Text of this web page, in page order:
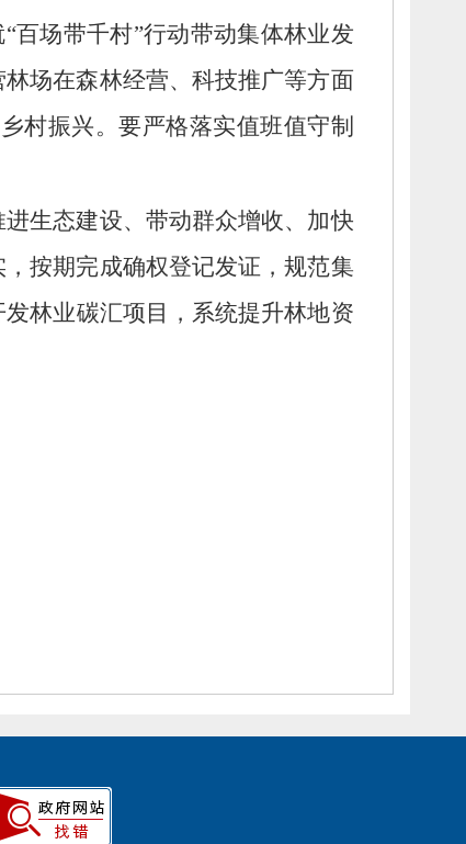
“百场带千村”行动带动集体林业发
场在森林经营、 科技推广等方面
村振兴。 要严格落实值班值守制
进生态建设、 带动群众增收、 加快
，按期完成确权登记发证，规范集
林业碳汇项目， 系统提升林地资